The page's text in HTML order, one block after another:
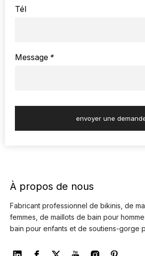
Tél
*
Message
envoyer une
À propos de nous
Fabricant professionnel de bikinis, de
femmes, de maillots de bain pour
bain pour enfants et de soutiens-gorge